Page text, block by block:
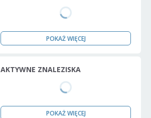
POKAŻ WIĘCEJ
AKTYWNE ZNALEZISKA
POKAŻ WIĘCEJ